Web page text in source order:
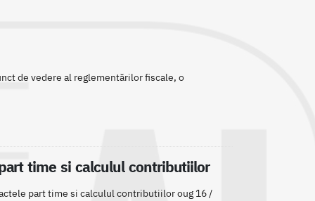
de vedere al reglementărilor fiscale, o
time si calculul contributiilor
part time si calculul contributiilor oug 16 /